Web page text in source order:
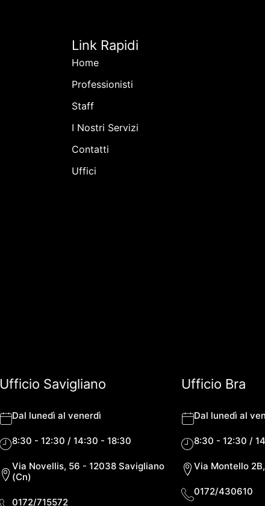
Link Rapidi
Home
Professionisti
Staff
I Nostri Servizi
Contatti
Uffici
Ufficio Savigliano
Dal lunedì al venerdì
8:30 - 12:30 / 14:30 - 18:30
Via Novellis, 56 - 12038 Savigliano
(Cn)
0172/715572
Ufficio Bra
Dal lunedì al
8:30 - 12:30 /
Via Montello
0172/430610